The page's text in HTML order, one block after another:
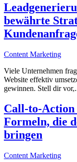
bewährte
Content Marketing
Viele Unternehmen
Website effektiv
gewinnen. Stell dir
Call-to-Action
Formeln, die
bringen
Content Marketing